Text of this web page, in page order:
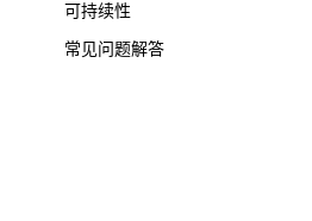
可持续性
常见问题解答